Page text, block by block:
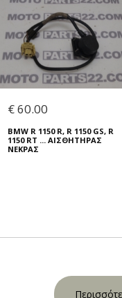
€ 60.00
BMW R 1150 R, R 1150 GS, R
1150 RT ... ΑΙΣΘΗΤΗΡΑΣ
ΝΕΚΡΑΣ